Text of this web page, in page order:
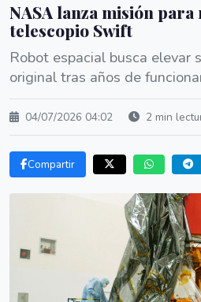
NASA lanza misión
telescopio Swift
Robot espacial busca elevar
original tras años de
04/07/2026 04:02 2 min
Compartir